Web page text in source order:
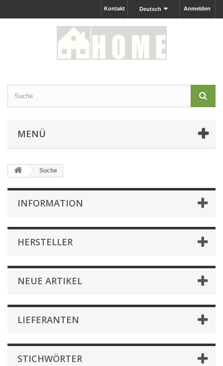
Anmelden
Deutsch
Kontakt
MENÜ
Suche
INFORMATION
HERSTELLER
NEUE ARTIKEL
LIEFERANTEN
STICHWÖRTER